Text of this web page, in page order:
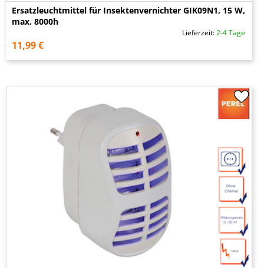
Ersatzleuchtmittel für Insektenvernichter GIK09N1, 15 W,
max. 8000h
Lieferzeit:2-4 Tage
11,99 €